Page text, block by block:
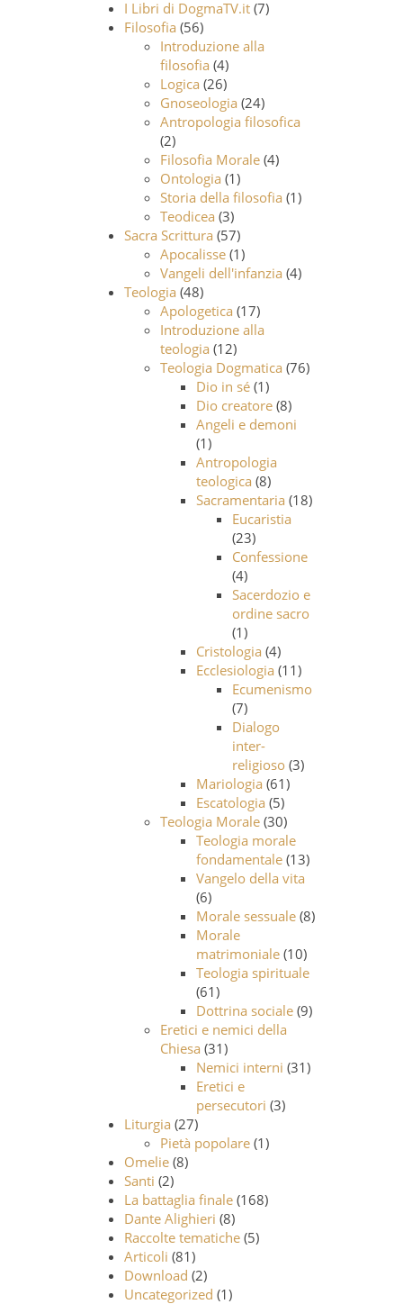
I Libri di DogmaTV.it(7)
Filosofia (56)
Introduzione alla
filosofia (4)
Logica (26)
Gnoseologia (24)
Antropologia filosofica
(2)
Filosofia Morale(4)
Ontologia (1)
Storia della filosofia (1)
Teodicea (3)
Sacra Scrittura (57)
Apocalisse(1)
Vangeli dell'infanzia (4)
Teologia (48)
Apologetica (17)
Introduzione alla
teologia (12)
Teologia Dogmatica (76)
Dio in sé(1)
Dio creatore(8)
Angeli e demoni
(1)
Antropologia
teologica (8)
Sacramentaria (18)
Eucaristia
(23)
Confessione
(4)
Sacerdozio e
ordine sacro
(1)
Cristologia (4)
Ecclesiologia (11)
Ecumenismo
(7)
Dialogo
inter-
religioso(3)
Mariologia (61)
Escatologia (5)
Teologia Morale(30)
Teologia morale
fondamentale(13)
Vangelo della vita
(6)
Morale sessuale(8)
Morale
matrimoniale(10)
Teologia spirituale
(61)
Dottrina sociale(9)
Eretici e nemici della
Chiesa (31)
Nemici interni (31)
Eretici e
persecutori (3)
Liturgia (27)
Pietà popolare(1)
Omelie(8)
Santi (2)
La battaglia finale(168)
Dante Alighieri (8)
Raccolte tematiche(5)
Articoli (81)
Download (2)
Uncategorized (1)